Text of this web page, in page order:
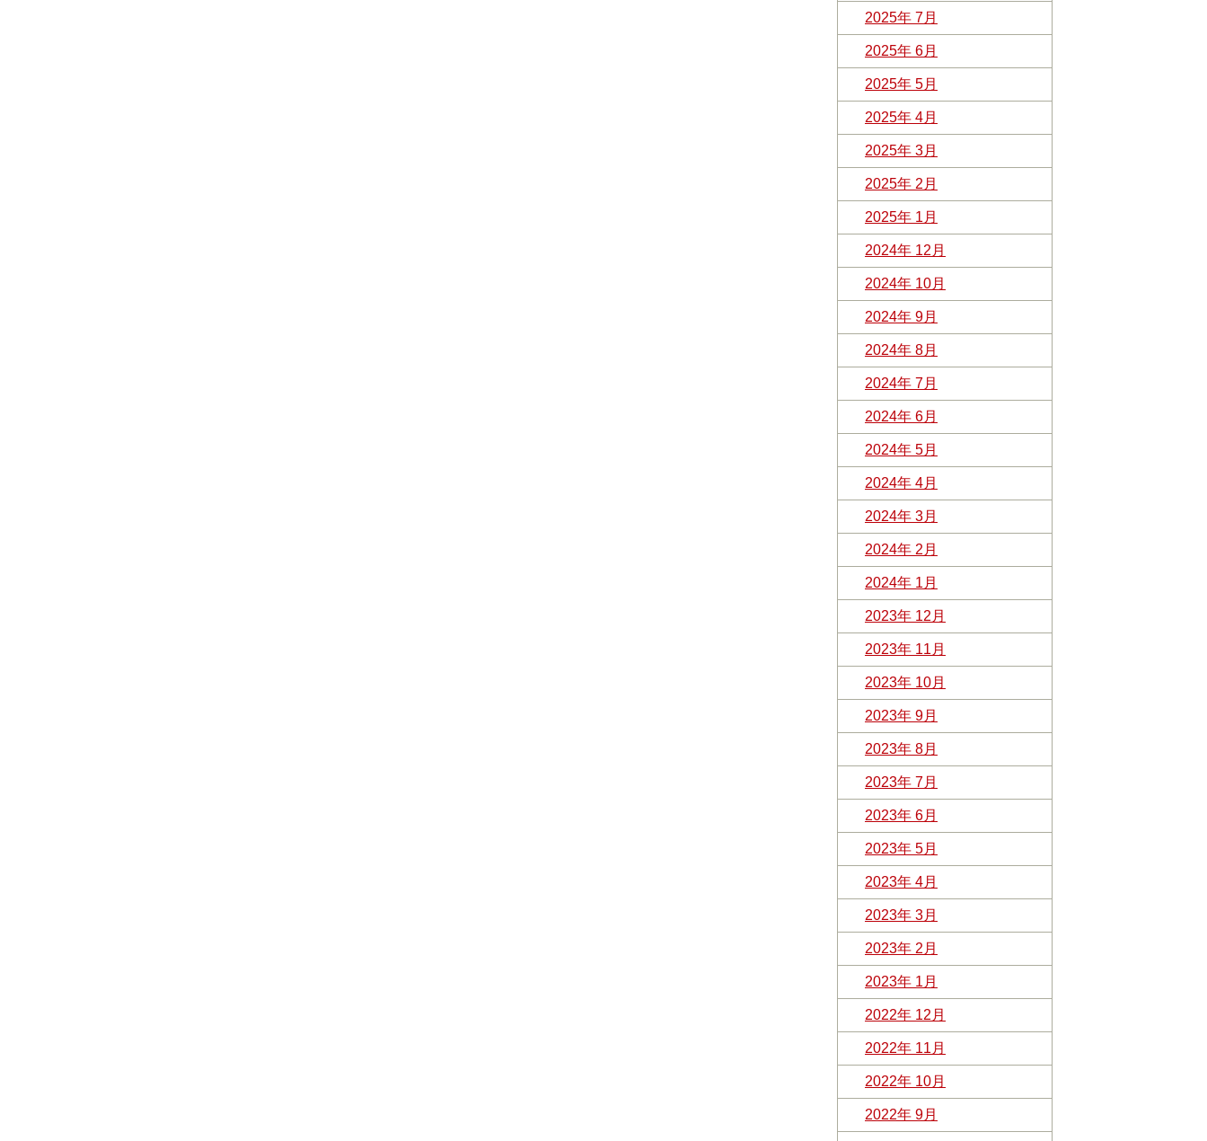
2025年 7月
2025年 6月
2025年 5月
2025年 4月
2025年 3月
2025年 2月
2025年 1月
2024年 12月
2024年 10月
2024年 9月
2024年 8月
2024年 7月
2024年 6月
2024年 5月
2024年 4月
2024年 3月
2024年 2月
2024年 1月
2023年 12月
2023年 11月
2023年 10月
2023年 9月
2023年 8月
2023年 7月
2023年 6月
2023年 5月
2023年 4月
2023年 3月
2023年 2月
2023年 1月
2022年 12月
2022年 11月
2022年 10月
2022年 9月